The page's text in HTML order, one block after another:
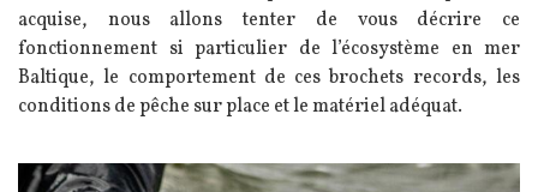
acquise, nous allons tenter de vous décrire ce
fonctionnement si particulier de l’écosystème en mer
Baltique, le comportement de ces brochets records, les
conditions de pêche sur place et le matériel adéquat.
Image